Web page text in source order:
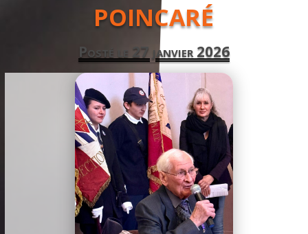
POINCARÉ
Posté le 27 janvier 2026